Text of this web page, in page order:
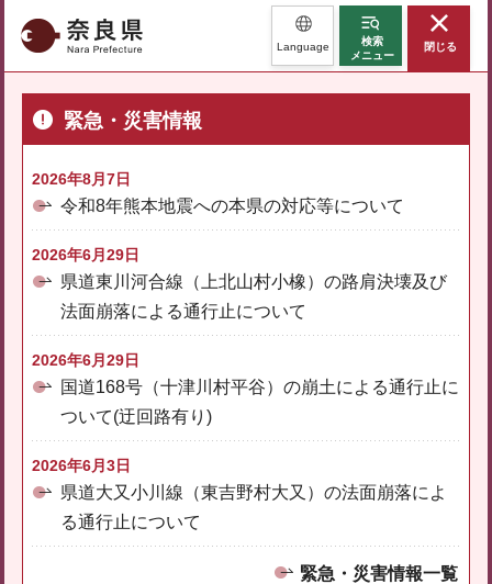
奈良県 Language
検索
メニュー
閉じる
緊急・災害情報
2026年8月7日
令和8年熊本地震への本県の対応等について
2026年6月29日
県道東川河合線（上北山村小橡）の路肩決壊及び
法面崩落による通行止について
2026年6月29日
国道168号（十津川村平谷）の崩土による通行止に
ついて(迂回路有り)
2026年6月3日
県道大又小川線（東吉野村大又）の法面崩落によ
る通行止について
緊急・災害情報一覧